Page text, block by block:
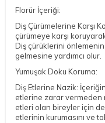
Florür İçeriği:
Diş Çürümelerine Karşı
çürümeye karşı
Diş çürüklerini önlemenin
gelmesine yardımcı olur.
Yumuşak Doku Koruma:
Diş Etlerine Nazik:
etlerine zarar vermeden
etleri olan bireyler için
etlerinin kurumasını ve